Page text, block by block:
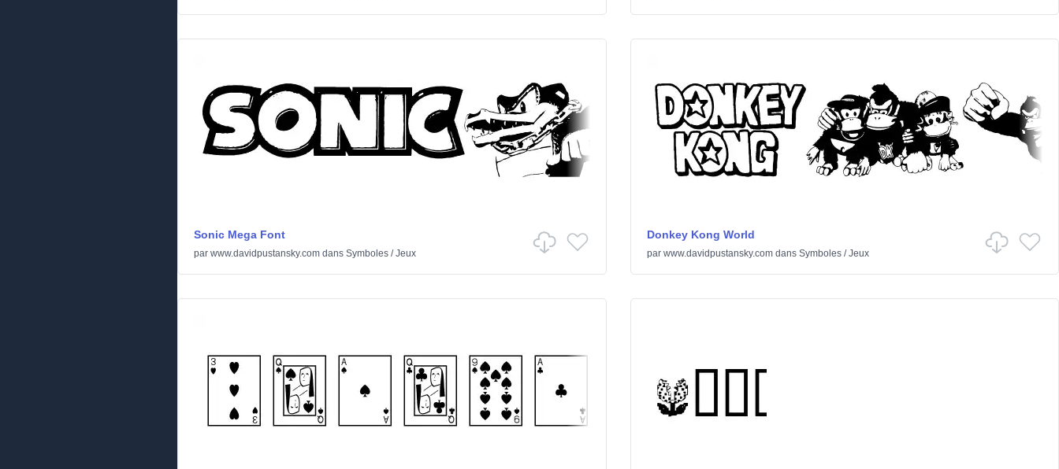
Sonic Mega Font
par www.davidpustansky.com dans Symboles /Jeux
Donkey Kong World
par www.davidpustansky.comdans Symboles/Jeux